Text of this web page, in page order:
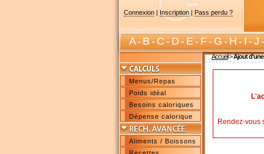
Connexion| Inscription| Pass perdu ?
A-B-C-D-E-F-G-H-I-J
Accueil>Ajout d'une
Menus/Repas
Poids idéal
Besoins caloriques
Dépense calorique
Aliments / Boissons
Rendez-vous